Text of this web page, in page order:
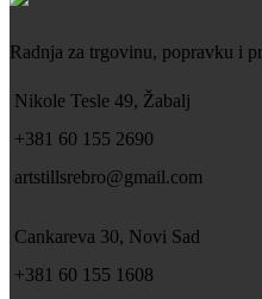
Radnja za trgovinu, popravku i
Nikole Tesle 49, Žabalj
+381 60 155 2690
artstillsrebro@gmail.com
Cankareva 30, Novi Sad
+381 60 155 1608